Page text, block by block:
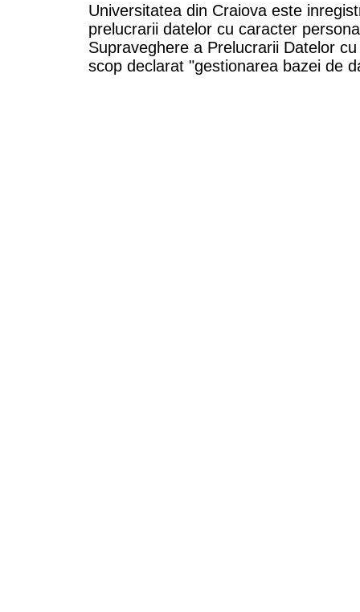
Universitatea din Craiova este
prelucrarii datelor cu caracter
Supraveghere a Prelucrarii Datelor
scop declarat "gestionarea bazei de